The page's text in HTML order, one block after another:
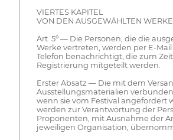
VIERTES KAPITEL
VON DEN AUSGEWÄHLTEN
Art. 5º — Die Personen, die die
Werke vertreten, werden per E-
Telefon benachrichtigt, die zum
Registrierung mitgeteilt werden.
Erster Absatz — Die mit dem
Ausstellungsmaterialien
wenn sie vom Festival angefordert
werden zur Verantwortung der
Proponenten, mit Ausnahme der
jeweiligen Organisation,